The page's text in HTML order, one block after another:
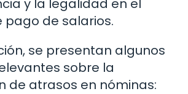
y la legalidad en el
pago de salarios.
se presentan algunos
sobre la
de atrasos en nóminas: